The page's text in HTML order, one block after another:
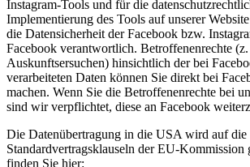
Instagram-Tools und für die
Implementierung des Tools auf unserer
die Datensicherheit der Facebook bzw.
Facebook verantwortlich. Betroffenenrechte
Auskunftsersuchen) hinsichtlich der bei
verarbeiteten Daten können Sie direkt bei
machen. Wenn Sie die Betroffenenrechte bei
sind wir verpflichtet, diese an Facebook
Die Datenübertragung in die USA wird auf die
Standardvertragsklauseln der EU-Kommission
finden Sie hier: